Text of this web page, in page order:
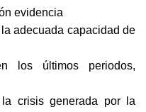
evidencia
adecuada capacidad de
los últimos periodos,
crisis generada por la